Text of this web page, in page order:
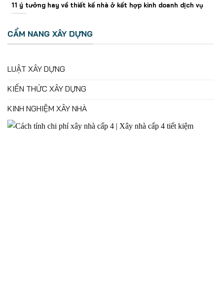
11 ý tưởng hay về thiết kế nhà ở kết hợp kinh doanh dịch vụ
CẨM NANG XÂY DỰNG
LUẬT XÂY DỰNG
KIẾN THỨC XÂY DỰNG
KINH NGHIỆM XÂY NHÀ